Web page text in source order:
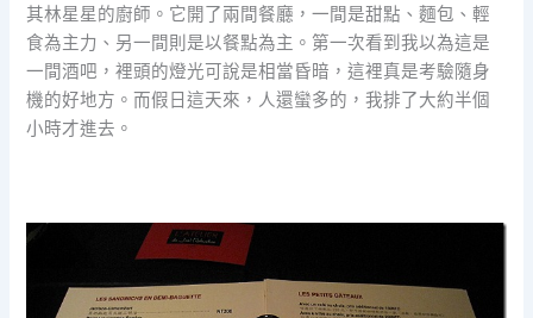
其林星星的廚師。它開了兩間餐廳，一間是甜點、麵包、輕
食為主力、另一間則是以餐點為主。第一次看到我以為這是
一間酒吧，裡頭的燈光可說是相當昏暗，這裡真是考驗隨身
機的好地方。而假日這天來，人還蠻多的，我排了大約半個
小時才進去。